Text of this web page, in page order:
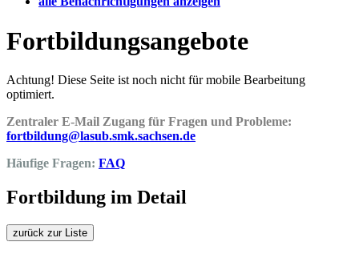
Fortbildungsangebote
Achtung! Diese Seite ist noch nicht für mobile Bearbeitung
optimiert.
Zentraler E-Mail Zugang für Fragen und Probleme:
fortbildung@lasub.smk.sachsen.de
Häufige Fragen: FAQ
Fortbildung im Detail
zurück zur Liste